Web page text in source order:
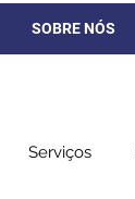
SOBRE NÓS
Serviços